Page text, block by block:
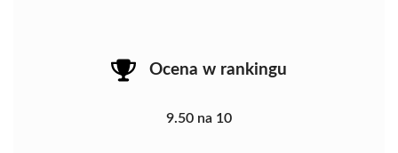
Ocena w rankingu
9.50 na 10